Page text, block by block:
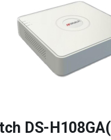
DS-